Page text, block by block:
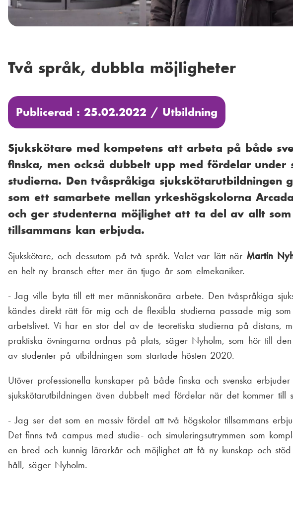
Två språk, dubbla möjligheter
Publicerad : 25.02.2022 / Utbildning
Sjukskötare med kompetens att arbeta på både
finska, men också dubbelt upp med fördelar under
studierna. Den tvåspråkiga sjukskötarutbildningen
som ett samarbete mellan yrkeshögskolorna
och ger studenterna möjlighet att ta del av allt
tillsammans kan erbjuda.
Sjukskötare, och dessutom på två språk. Valet var lätt när Martin
en helt ny bransch efter mer än tjugo år som elmekaniker.
- Jag ville byta till ett mer människonära arbete. Den tvåspråkiga
kändes direkt rätt för mig och de flexibla studierna passade mig
arbetslivet. Vi har en stor del av de teoretiska studierna på distans,
praktiska övningarna ordnas på plats, säger Nyholm, som hör till den
av studenter på utbildningen som startade hösten 2020.
Utöver professionella kunskaper på både finska och svenska
sjukskötarutbildningen även dubbelt med fördelar när det kommer till
- Jag ser det som en massiv fördel att två högskolor tillsammans
Det finns två campus med studie- och simuleringsutrymmen som
en bred och kunnig lärarkår och möjlighet att få ny kunskap och
håll, säger Nyholm.